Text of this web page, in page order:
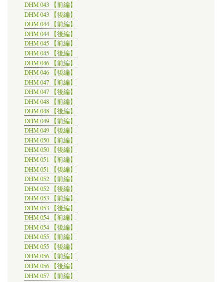
DHM 043 【前編】
DHM 043 【後編】
DHM 044 【前編】
DHM 044 【後編】
DHM 045 【前編】
DHM 045 【後編】
DHM 046 【前編】
DHM 046 【後編】
DHM 047 【前編】
DHM 047 【後編】
DHM 048 【前編】
DHM 048 【後編】
DHM 049 【前編】
DHM 049 【後編】
DHM 050 【前編】
DHM 050 【後編】
DHM 051 【前編】
DHM 051 【後編】
DHM 052 【前編】
DHM 052 【後編】
DHM 053 【前編】
DHM 053 【後編】
DHM 054 【前編】
DHM 054 【後編】
DHM 055 【前編】
DHM 055 【後編】
DHM 056 【前編】
DHM 056 【後編】
DHM 057 【前編】